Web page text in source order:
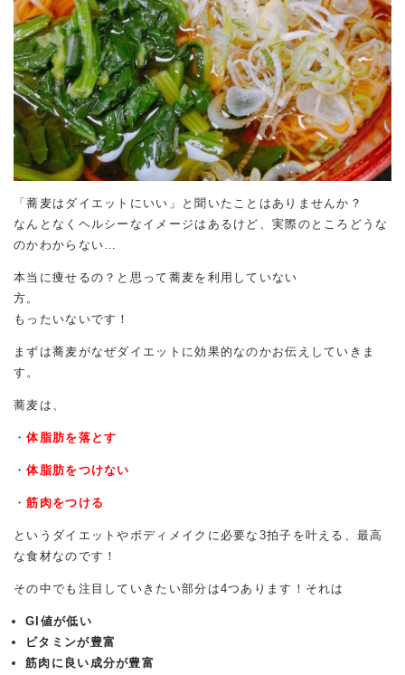
「蕎麦はダイエットにいい」と聞いたことはありませんか？
なんとなくヘルシーなイメージはあるけど、実際のところどうな
のかわからない…
本当に痩せるの？と思って蕎麦を利用していない
方
もったいないです！
まずは蕎麦がなぜダイエットに効果的なのかお伝えしていきま
す。
蕎麦は、
・体脂肪を落とす
・体脂肪をつけない
・筋肉をつける
というダイエットやボディメイクに必要な3拍子を叶える、最高
な食材なのです！
その中でも注目していきたい部分は4つあります！それは
GI値が低い
ビタミンが豊富
筋肉に良い成分が豊富